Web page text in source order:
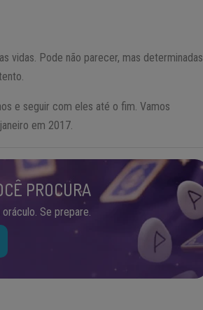
vidas. Pode não parecer, mas determinadas
e seguir com eles até o fim. Vamos
em 2017.
PROCURA
Se prepare.